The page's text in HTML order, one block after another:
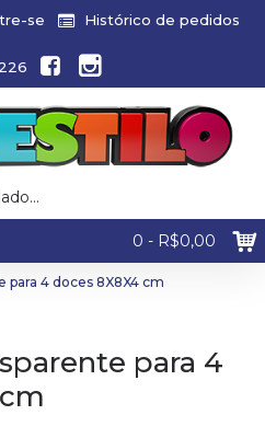
se Histórico de pedidos
0 - R$0,00
para 4 doces 8X8X4 cm
para 4